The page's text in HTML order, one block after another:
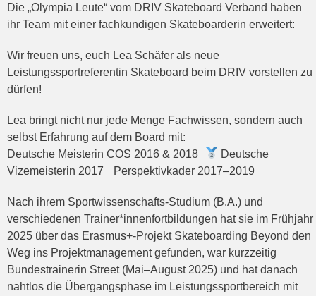
Die „Olympia Leute“ vom DRIV Skateboard Verband haben
ihr Team mit einer fachkundigen Skateboarderin erweitert:
Wir freuen uns, euch Lea Schäfer als neue
Leistungssportreferentin Skateboard beim DRIV vorstellen zu
dürfen!
Lea bringt nicht nur jede Menge Fachwissen, sondern auch
selbst Erfahrung auf dem Board mit:
Deutsche Meisterin COS 2016 & 2018
Deutsche
Vizemeisterin 2017 Perspektivkader 2017–2019
Nach ihrem Sportwissenschafts-Studium (B.A.) und
verschiedenen Trainer*innenfortbildungen hat sie im Frühjahr
2025 über das Erasmus+-Projekt Skateboarding Beyond den
Weg ins Projektmanagement gefunden, war kurzzeitig
Bundestrainerin Street (Mai–August 2025) und hat danach
nahtlos die Übergangsphase im Leistungssportbereich mit